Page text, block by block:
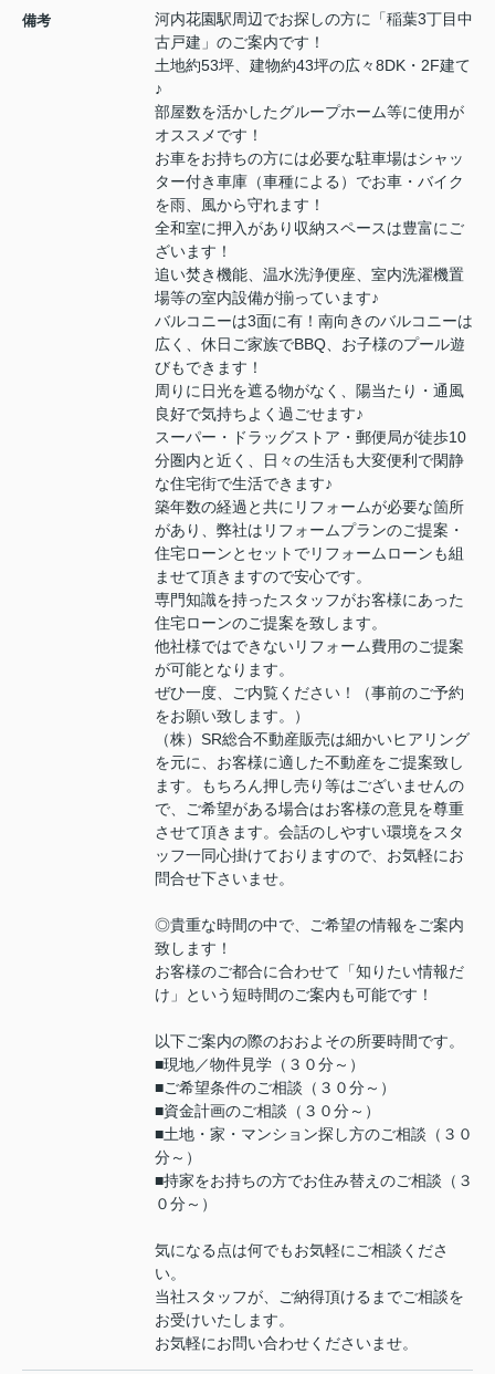
備考
河内花園駅周辺でお探しの方に「稲葉3丁目中
古戸建」のご案内です！
土地約53坪、建物約43坪の広々8DK・2F建て
♪
部屋数を活かしたグループホーム等に使用が
オススメです！
お車をお持ちの方には必要な駐車場はシャッ
ター付き車庫（車種による）でお車・バイク
を雨、風から守れます！
全和室に押入があり収納スペースは豊富にご
ざいます！
追い焚き機能、温水洗浄便座、室内洗濯機置
場等の室内設備が揃っています♪
バルコニーは3面に有！南向きのバルコニーは
広く、休日ご家族でBBQ、お子様のプール遊
びもできます！
周りに日光を遮る物がなく、陽当たり・通風
良好で気持ちよく過ごせます♪
スーパー・ドラッグストア・郵便局が徒歩10
分圏内と近く、日々の生活も大変便利で閑静
な住宅街で生活できます♪
築年数の経過と共にリフォームが必要な箇所
があり、弊社はリフォームプランのご提案・
住宅ローンとセットでリフォームローンも組
ませて頂きますので安心です。
専門知識を持ったスタッフがお客様にあった
住宅ローンのご提案を致します。
他社様ではできないリフォーム費用のご提案
が可能となります。
ぜひ一度、ご内覧ください！（事前のご予約
をお願い致します。）
（株）SR総合不動産販売は細かいヒアリング
を元に、お客様に適した不動産をご提案致し
ます。もちろん押し売り等はございませんの
で、ご希望がある場合はお客様の意見を尊重
させて頂きます。会話のしやすい環境をスタ
ッフ一同心掛けておりますので、お気軽にお
問合せ下さいませ。
◎貴重な時間の中で、ご希望の情報をご案内
致します！
お客様のご都合に合わせて「知りたい情報だ
け」という短時間のご案内も可能です！
以下ご案内の際のおおよその所要時間です。
■現地／物件見学（３０分～）
■ご希望条件のご相談（３０分～）
■資金計画のご相談（３０分～）
■土地・家・マンション探し方のご相談（３０
分～）
■持家をお持ちの方でお住み替えのご相談（３
０分～）
気になる点は何でもお気軽にご相談くださ
い。
当社スタッフが、ご納得頂けるまでご相談を
お受けいたします。
お気軽にお問い合わせくださいませ。